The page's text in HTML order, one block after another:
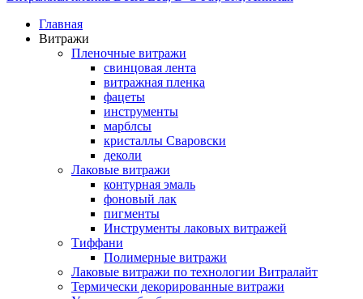
Главная
Витражи
Пленочные витражи
свинцовая лента
витражная пленка
фацеты
инструменты
марблсы
кристаллы Сваровски
деколи
Лаковые витражи
контурная эмаль
фоновый лак
пигменты
Инструменты лаковых витражей
Тиффани
Полимерные витражи
Лаковые витражи по технологии Витралайт
Термически декорированные витражи